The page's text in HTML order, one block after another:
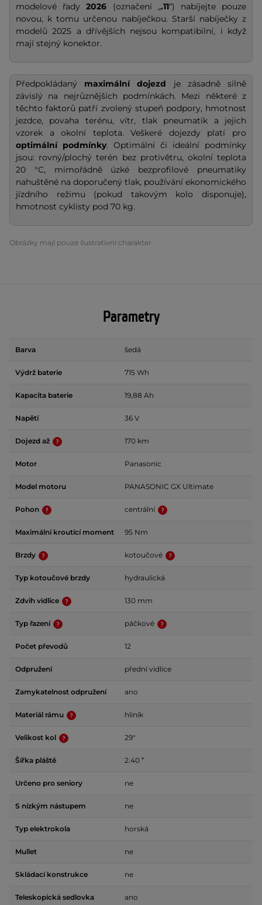
modelové řady2026 (označení „.11“) nabíjejte pouze
novou, k tomu určenou nabíječkou. Starší nabíječky z
modelů 2025 a dřívějších nejsou kompatibilní, i když
mají stejný konektor.
Předpokládaný maximální dojezd je zásadně silně
závislý na nejrůznějších podmínkách. Mezi některé z
těchto faktorů patří zvolený stupeň podpory, hmotnost
jezdce, povaha terénu, vítr, tlak pneumatik a jejich
vzorek a okolní teplota. Veškeré dojezdy platí pro
optimální podmínky. Optimální či ideální podmínky
jsou: rovný/plochý terén bez protivětru, okolní teplota
20 °C, mimořádně úzké bezprofilové pneumatiky
nahuštěné na doporučený tlak, používání ekonomického
jízdního režimu (pokud takovým kolo disponuje),
hmotnost cyklisty pod 70 kg.
Obrázky mají pouze ilustrativní charakter.
Parametry
Barva šedá
Výdrž baterie 715 Wh
Kapacita baterie 19,88 Ah
Napětí 36 V
Dojezd až 170 km
Motor Panasonic
Model motoru PANASONIC GX Ultimate
Pohon centrální
Maximální kroutící moment 95 Nm
Brzdy kotoučové
Typ kotoučové brzdy hydraulická
Zdvih vidlice 130 mm
Typ řazení páčkové
Počet převodů 12
Odpružení přední vidlice
Zamykatelnost odpružení ano
Materiál rámu hliník
Velikost kol 29"
Šířka pláště 2.40 ʺ
Určeno pro seniory ne
S nízkým nástupem ne
Typ elektrokola horská
Mullet ne
Skládací konstrukce ne
Teleskopická sedlovka ano